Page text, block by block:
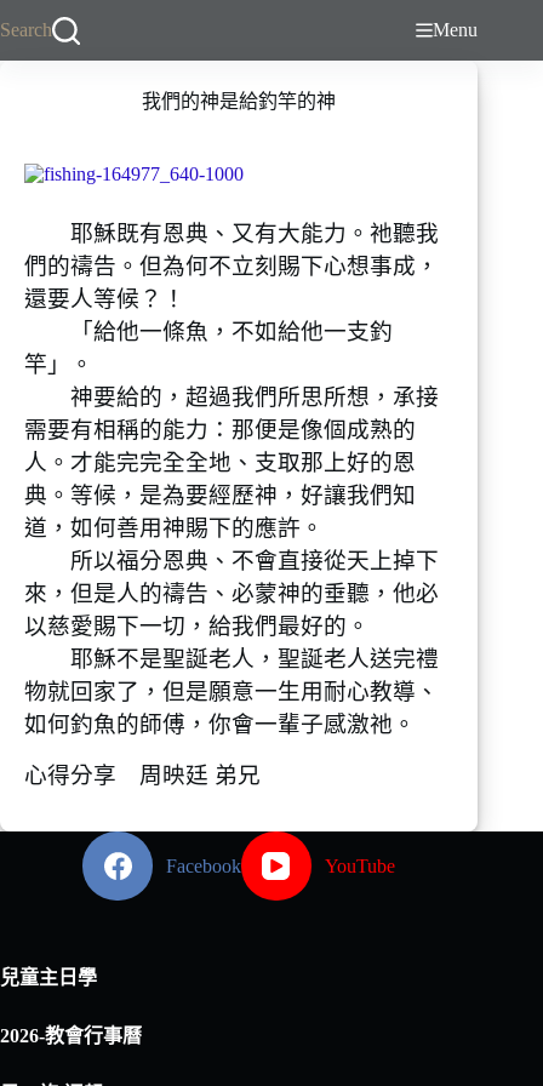
Search Menu
我們的神是給釣竿的神
耶穌既有恩典、又有大能力。祂聽我
們的禱告。但為何不立刻賜下心想事成，
還要人等候？！
「給他一條魚，不如給他一支釣
竿」。
神要給的，超過我們所思所想，承接
需要有相稱的能力：那便是像個成熟的
人。才能完完全全地、支取那上好的恩
典。等候，是為要經歷神，好讓我們知
道，如何善用神賜下的應許。
所以福分恩典、不會直接從天上掉下
來，但是人的禱告、必蒙神的垂聽，他必
以慈愛賜下一切，給我們最好的。
耶穌不是聖誕老人，聖誕老人送完禮
物就回家了，但是願意一生用耐心教導、
如何釣魚的師傅，你會一輩子感激祂。
心得分享 周映廷 弟兄
Facebook YouTube
兒童主日學
2026-教會行事曆